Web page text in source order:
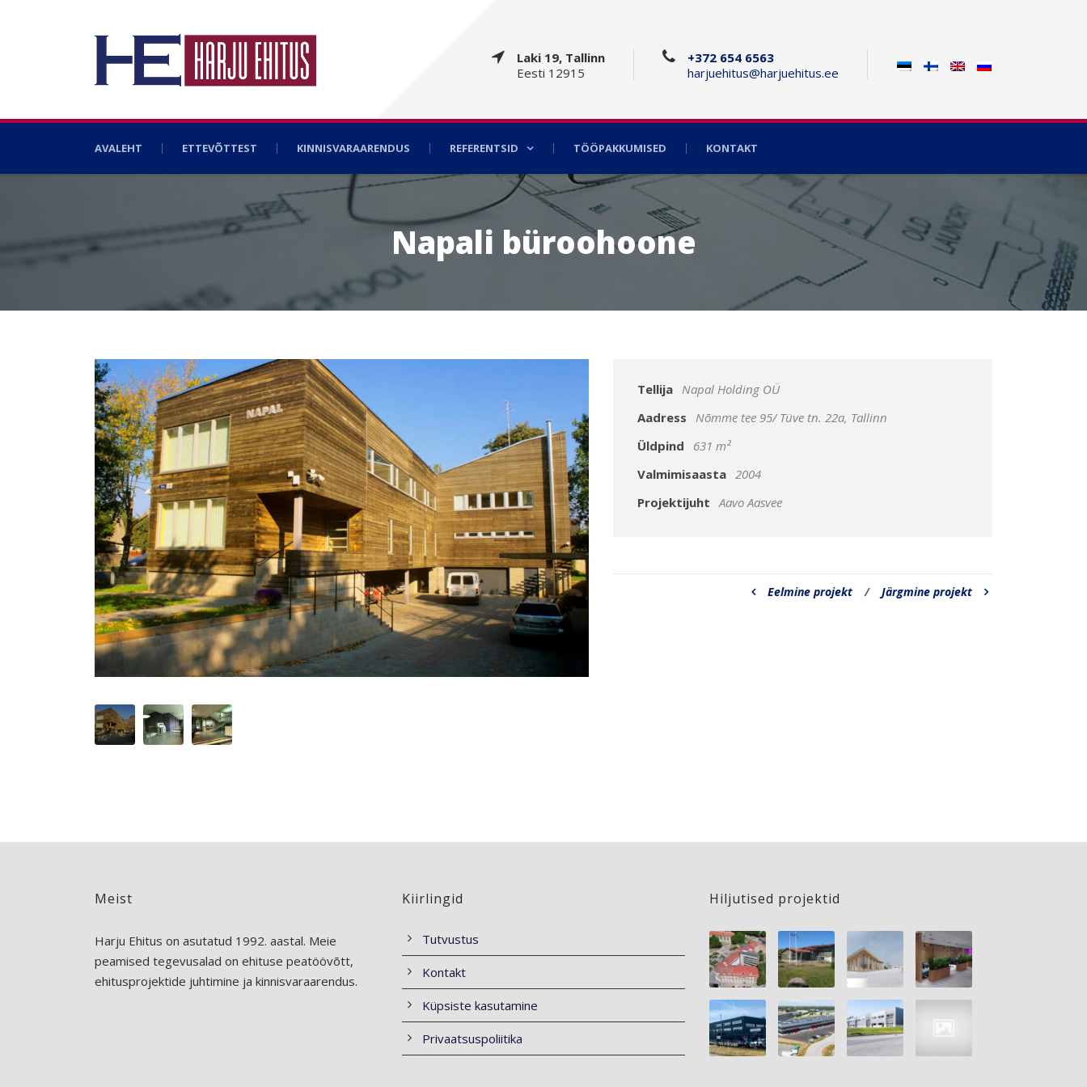
Laki 19, Tallinn
Eesti 12915
+372 654 6563
harjuehitus@harjuehitus.ee
AVALEHT ETTEVÕTTEST KINNISVARAARENDUS REFERENTSID TÖÖPAKKUMISED KONTAKT
Napali büroohoone
Tellija Napal Holding OÜ
Aadress Nõmme tee 95/ Tüve tn. 22a, Tallinn
Üldpind
631 m²
Valmimisaasta 2004
Projektijuht Aavo Aasvee
Eelmine projekt / Järgmine projekt
Meist
Harju Ehitus on asutatud 1992. aastal. Meie
peamised tegevusalad on ehituse peatöövõtt,
ehitusprojektide juhtimine ja kinnisvaraarendus.
Kiirlingid
Tutvustus
Kontakt
Küpsiste kasutamine
Privaatsuspoliitika
Hiljutised projektid